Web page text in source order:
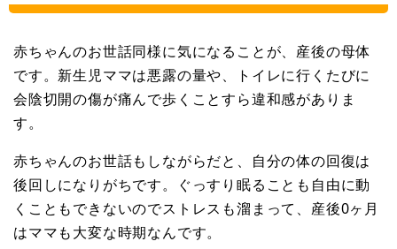
赤ちゃんのお世話同様に気になることが、産後の母体
です。新生児ママは悪露の量や、トイレに行くたびに
会陰切開の傷が痛んで歩くことすら違和感がありま
す。
赤ちゃんのお世話もしながらだと、自分の体の回復は
後回しになりがちです。ぐっすり眠ることも自由に動
くこともできないのでストレスも溜まって、産後0ヶ月
はママも大変な時期なんです。